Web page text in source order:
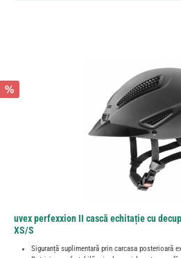
%
uvex perfexxion II cască echitație cu
XS/S
Siguranță suplimentară prin carcasa posterioară